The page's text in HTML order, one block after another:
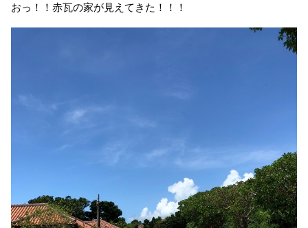
おっ！！赤瓦の家が見えてきた！！！